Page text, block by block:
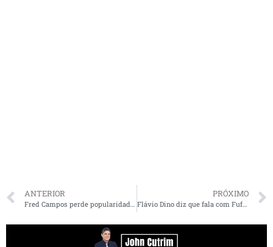
ANTERIOR
Fred Campos perde popularidade e Jorge Maru cresce em nova pesquisa em Paço do Lumiar
PRÓXIMO
Flávio Dino diz que fala com Fufuca sobre “ter polícia” foi tirada de contexto. “Parceria para um programa de Segurança nos Estádios”